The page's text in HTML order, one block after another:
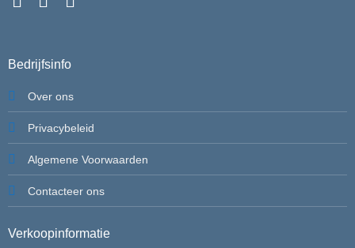
Bedrijfsinfo
Over ons
Privacybeleid
Algemene Voorwaarden
Contacteer ons
Verkoopinformatie